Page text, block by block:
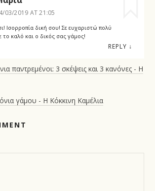
03/2019 AT 21:05
Ισορροπία δική σου! Σε ευχαριστώ πολύ
καλό και ο δικός σας γάμος!
REPLY ↓
παντρεμένοι: 3 σκέψεις και 3 κανόνες - Η
γάμου - Η Κόκκινη Καμέλια